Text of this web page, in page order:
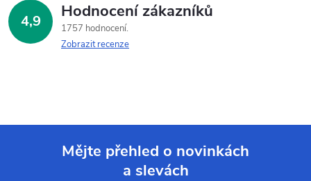
4,9 Hodnocení zákazníků
1757 hodnocení
Zobrazit recenze
Mějte přehled o novinkách
a slevách